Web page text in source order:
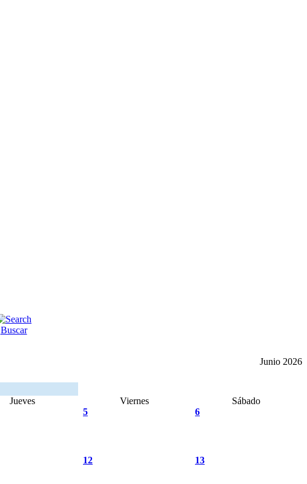
Buscar
Junio 2026
Jueves Viernes
Sábado
5 6
12 13